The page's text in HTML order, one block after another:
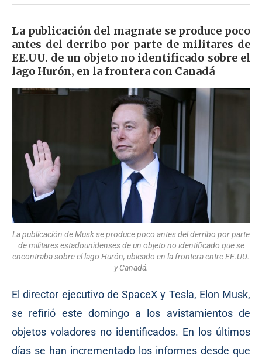
La publicación del magnate se produce poco
antes del derribo por parte de militares de
EE.UU. de un objeto no identificado sobre el
lago Hurón, en la frontera con Canadá
La publicación de Musk se produce poco antes del derribo por parte
de militares estadounidenses de un objeto no identificado que se
encontraba sobre el lago Hurón, ubicado en la frontera entre EE.UU.
y Canadá.
El director ejecutivo de SpaceX y Tesla, Elon Musk,
se refirió este domingo a los avistamientos de
objetos voladores no identificados. En los últimos
días se han incrementado los informes desde que